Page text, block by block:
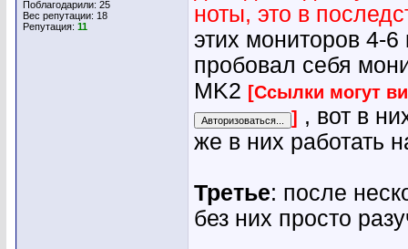
Поблагодарили: 25
Вес репутации: 18
Репутация: 11
ноты, это в
этих мониторов 4-
пробовал себя
MK2 [Ссылки могут
] , вот в
же в них работать
Третье: после
без них просто